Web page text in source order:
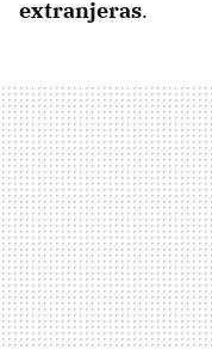
extranjeras.